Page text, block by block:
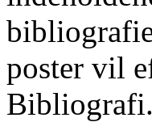
poster vil
Bibliografi.